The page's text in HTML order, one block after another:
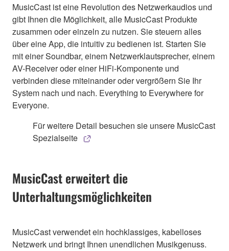
MusicCast ist eine Revolution des Netzwerkaudios und
gibt Ihnen die Möglichkeit, alle MusicCast Produkte
zusammen oder einzeln zu nutzen. Sie steuern alles
über eine App, die intuitiv zu bedienen ist. Starten Sie
mit einer Soundbar, einem Netzwerklautsprecher, einem
AV-Receiver oder einer HiFi-Komponente und
verbinden diese miteinander oder vergrößern Sie Ihr
System nach und nach. Everything to Everywhere for
Everyone.
Für weitere Detail besuchen sie unsere MusicCast
Spezialseite
MusicCast erweitert die
Unterhaltungsmöglichkeiten
MusicCast verwendet ein hochklassiges, kabelloses
Netzwerk und bringt Ihnen unendlichen Musikgenuss.